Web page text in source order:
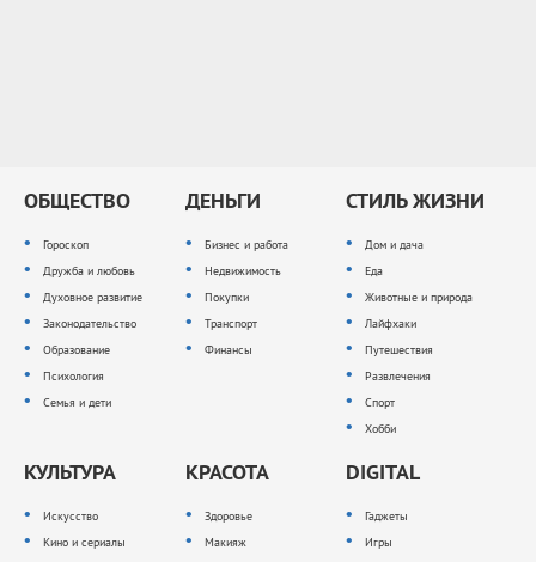
ОБЩЕСТВО
Гороскоп
Дружба и любовь
Духовное развитие
Законодательство
Образование
Психология
Семья и дети
ДЕНЬГИ
Бизнес и работа
Недвижимость
Покупки
Транспорт
Финансы
СТИЛЬ ЖИЗНИ
Дом и дача
Еда
Животные и природа
Лайфхаки
Путешествия
Развлечения
Спорт
Хобби
КУЛЬТУРА
Искусство
Кино и сериалы
КРАСОТА
Здоровье
Макияж
DIGITAL
Гаджеты
Игры